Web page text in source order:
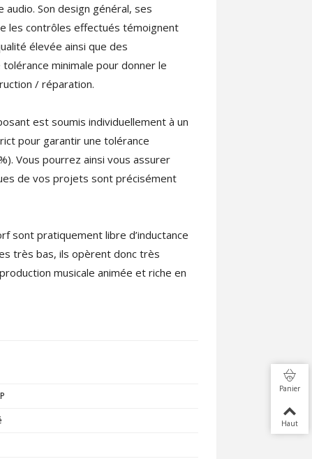
Son design général, ses
les contrôles effectués témoignent
élevée ainsi que des
minimale pour donner le
/ réparation.
est soumis individuellement à un
pour garantir une tolérance
Vous pourrez ainsi vous assurer
de vos projets sont précisément
sont pratiquement libre d’inductance
très bas, ils opèrent donc très
musicale animée et riche en
Panier
Haut